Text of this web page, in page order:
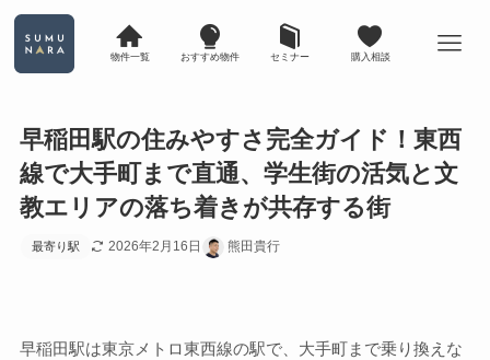
物件一覧 おすすめ物件 セミナー 購入相談
早稲田駅の住みやすさ完全ガイド！東西
線で大手町まで直通、学生街の活気と文
教エリアの落ち着きが共存する街
最寄り駅 2026年2月16日 熊田貴行
早稲田駅は東京メトロ東西線の駅で、大手町まで乗り換えな